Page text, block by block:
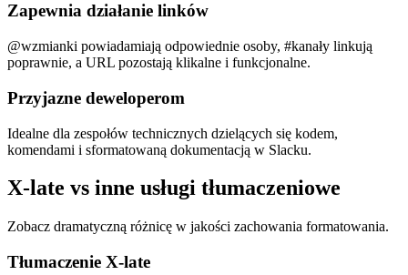
Zapewnia działanie linków
@wzmianki powiadamiają odpowiednie osoby, #kanały linkują
poprawnie, a URL pozostają klikalne i funkcjonalne.
Przyjazne deweloperom
Idealne dla zespołów technicznych dzielących się kodem,
komendami i sformatowaną dokumentacją w Slacku.
X-late vs inne usługi tłumaczeniowe
Zobacz dramatyczną różnicę w jakości zachowania formatowania.
Tłumaczenie X-late